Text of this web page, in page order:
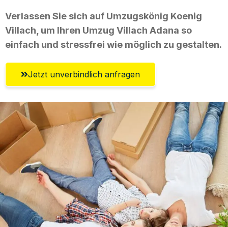
Verlassen Sie sich auf Umzugskönig Koenig
Villach, um Ihren Umzug Villach Adana so
einfach und stressfrei wie möglich zu gestalten.
Jetzt unverbindlich anfragen